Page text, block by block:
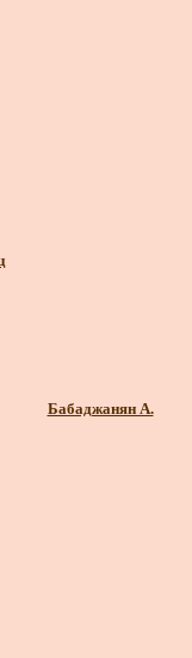
Бабаджанян А.